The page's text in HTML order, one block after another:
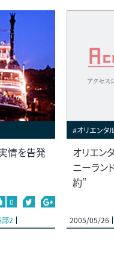
情を告発
0
部2
#オリエンタ
オリエン
ニーラン
約”
2005/05/26